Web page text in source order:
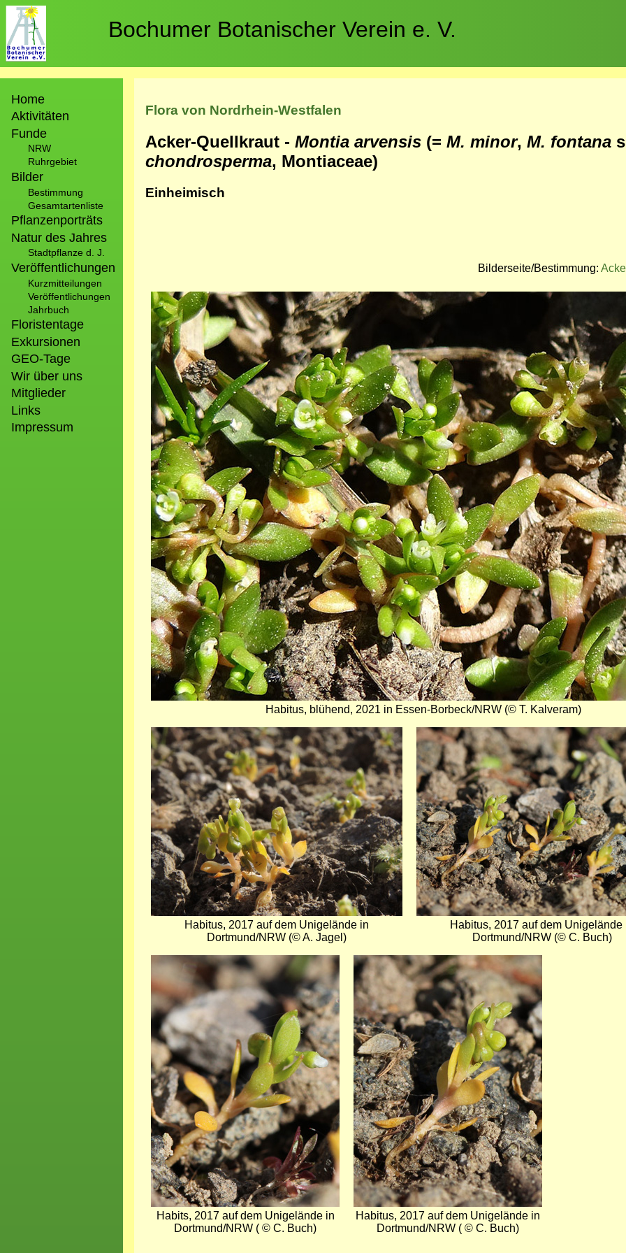
Direkt
zum
Inhalt
Bochumer Botanischer Verein e. V.
Home
Aktivitäten
Funde
NRW
Ruhrgebiet
Bilder
Bestimmung
Gesamtartenliste
Pflanzenporträts
Natur des Jahres
Stadtpflanze d. J.
Veröffentlichungen
Kurzmitteilungen
Veröffentlichungen
Jahrbuch
Floristentage
Exkursionen
GEO-Tage
Wir über uns
Mitglieder
Links
Impressum
Flora von Nordrhein-Westfalen
Acker-Quellkraut - Montia arvensis (= M. minor, M. fontana
chondrosperma, Montiaceae)
Einheimisch
Bilderseite/Bestimmung:
Bild
Habitus, blühend, 2021 in Essen-Borbeck/NRW (© T. Kalveram)
Bild
Habitus, 2017 auf dem Unigelände in
Dortmund/NRW (© A. Jagel)
Bild
Habitus, 2017 auf dem Unigelände
Dortmund/NRW (© C. Buch)
Bild
Habits, 2017 auf dem Unigelände in
Dortmund/NRW ( © C. Buch)
Bild
Habitus, 2017 auf dem Unigelände in
Dortmund/NRW ( © C. Buch)